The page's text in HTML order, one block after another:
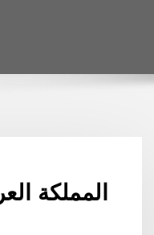
المملكة